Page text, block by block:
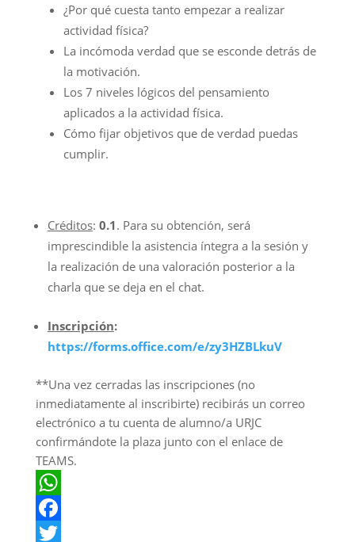
¿Por qué cuesta tanto empezar a realizar
actividad física?
La incómoda verdad que se esconde detrás de
la motivación.
Los 7 niveles lógicos del pensamiento
aplicados a la actividad física.
Cómo fijar objetivos que de verdad puedas
cumplir.
Créditos: 0.1. Para su obtención, será
imprescindible la asistencia íntegra a la sesión y
la realización de una valoración posterior a la
charla que se deja en el chat.
Inscripción:
https://forms.office.com/e/zy3HZBLkuV
**Una vez cerradas las inscripciones (no
inmediatamente al inscribirte) recibirás un correo
electrónico a tu cuenta de alumno/a URJC
confirmándote la plaza junto con el enlace de
TEAMS.
WhatsApp
Facebook